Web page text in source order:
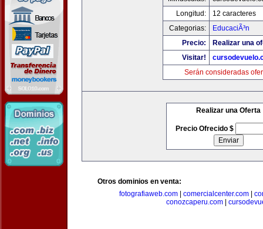
Longitud:
12 caracteres
Categorias:
EducaciÃ³n
Precio:
Realizar una
Visitar!
Serán consideradas
Realizar una Oferta
Precio Ofrecido $
Otros dominios en venta:
fotografiaweb.com| comercialcenter.com|
conozcaperu.com